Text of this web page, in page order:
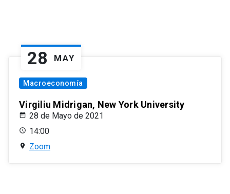
28 MAY
Macroeconomía
Virgiliu Midrigan, New York University
28 de Mayo de 2021
14:00
Zoom